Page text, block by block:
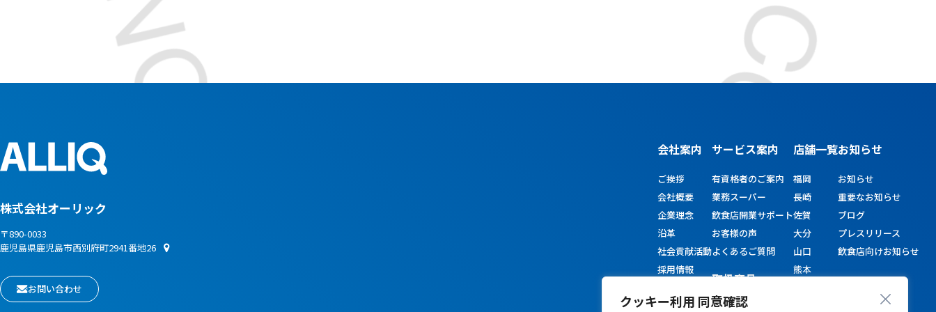
クッキー利用 同意確認
株式会社オーリック
〒890-0033
鹿児島県鹿児島市西別府町2941番地26
お問い合わせ
会社案内
ご挨拶
会社概要
企業理念
沿革
社会貢献活動
採用情報
サービス案内
有資格者のご案内
業務スーパー
飲食店開業サポート
お客様の声
よくあるご質問
取扱商品
店舗一覧
福岡
長崎
佐賀
大分
山口
熊本
お知らせ
お知らせ
重要なお知らせ
ブログ
プレスリリース
飲食店向けお知らせ